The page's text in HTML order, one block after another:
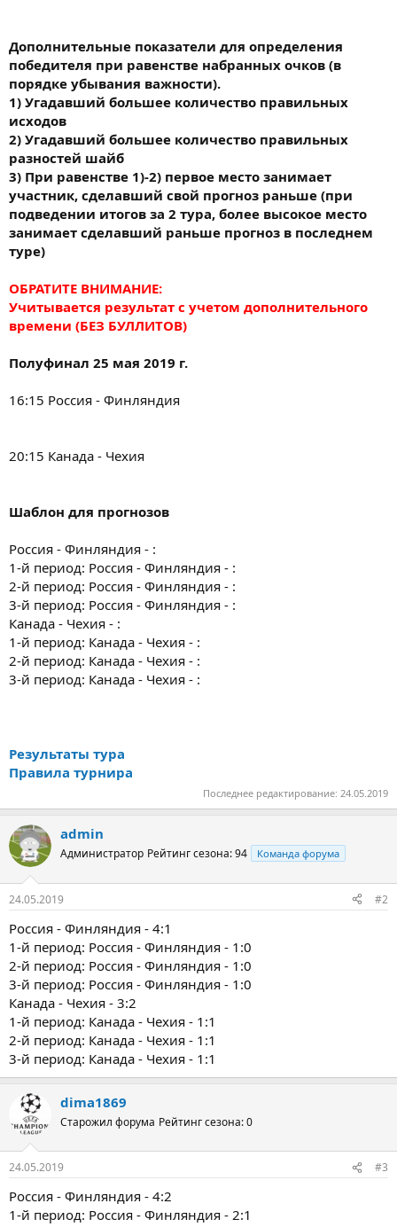
Дополнительные показатели для определения
победителя при равенстве набранных очков (в
порядке убывания важности).
1) Угадавший большее количество правильных
исходов
2) Угадавший большее количество правильных
разностей шайб
3) При равенстве 1)-2) первое место занимает
участник, сделавший свой прогноз раньше (при
подведении итогов за 2 тура, более высокое место
занимает сделавший раньше прогноз в последнем
туре)
ОБРАТИТЕ ВНИМАНИЕ:
Учитывается результат с учетом дополнительного
времени (БЕЗ БУЛЛИТОВ)
Полуфинал 25 мая 2019 г.
16:15 Россия - Финляндия
20:15 Канада - Чехия
Шаблон для прогнозов
Россия - Финляндия - :
1-й период: Россия - Финляндия - :
2-й период: Россия - Финляндия - :
3-й период: Россия - Финляндия - :
Канада - Чехия - :
1-й период: Канада - Чехия - :
2-й период: Канада - Чехия - :
3-й период: Канада - Чехия - :
Результаты тура
Правила турнира
Последнее редактирование: 24.05.2019
admin
Администратор Рейтинг сезона: 94 Команда форума
24.05.2019 #2
Россия - Финляндия - 4:1
1-й период: Россия - Финляндия - 1:0
2-й период: Россия - Финляндия - 1:0
3-й период: Россия - Финляндия - 1:0
Канада - Чехия - 3:2
1-й период: Канада - Чехия - 1:1
2-й период: Канада - Чехия - 1:1
3-й период: Канада - Чехия - 1:1
dima1869
Старожил форума Рейтинг сезона: 0
24.05.2019 #3
Россия - Финляндия - 4:2
1-й период: Россия - Финляндия - 2:1